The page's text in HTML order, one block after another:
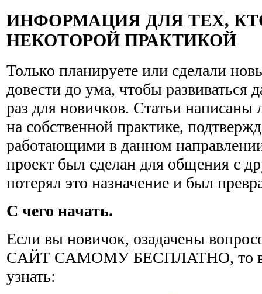
ИНФОРМАЦИЯ ДЛЯ ТЕХ,
НЕКОТОРОЙ ПРАКТИКОЙ
Только планируете или сделали
довести до ума, чтобы развиваться
раз для новичков. Статьи
на собственной практике,
работающими в данном
проект был сделан для общения с
потерял это назначение и был
С чего начать.
Если вы новичок, озадачены
САЙТ САМОМУ БЕСПЛАТНО, то
узнать: